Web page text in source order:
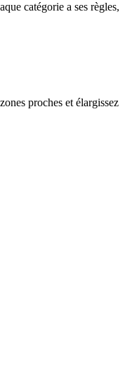
catégorie a ses règles,
proches et élargissez